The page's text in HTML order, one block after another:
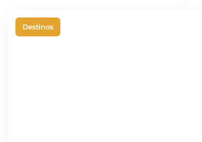
Destinos